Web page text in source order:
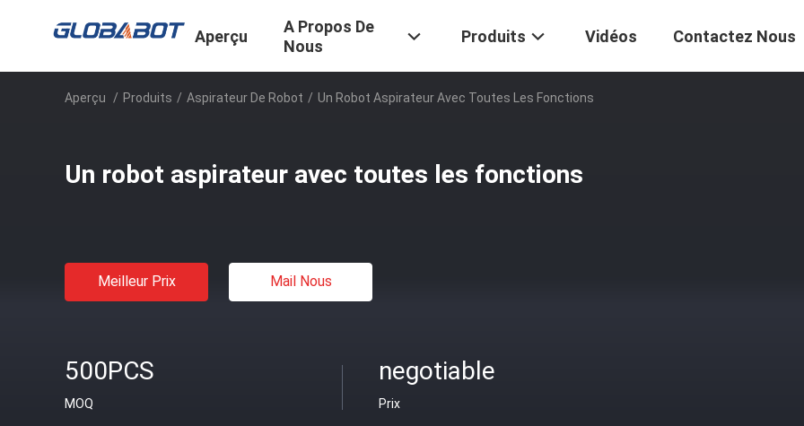
Aperçu
A Propos De
Nous
Produits Vidéos Contactez Nous
Aperçu / Produits / Aspirateur De Robot / Un Robot Aspirateur Avec Toutes Les Fonctions
Un robot aspirateur avec toutes les fonctions
Meilleur Prix Mail Nous
500PCS
MOQ
negotiable
Prix